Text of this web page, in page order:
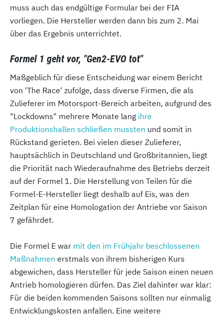
muss auch das endgültige Formular bei der FIA
vorliegen. Die Hersteller werden dann bis zum 2. Mai
über das Ergebnis unterrichtet.
Formel 1 geht vor, "Gen2-EVO tot"
Maßgeblich für diese Entscheidung war einem Bericht
von 'The Race' zufolge, dass diverse Firmen, die als
Zulieferer im Motorsport-Bereich arbeiten, aufgrund des
"Lockdowns" mehrere Monate lang ihre
Produktionshallen schließen mussten und somit in
Rückstand gerieten. Bei vielen dieser Zulieferer,
hauptsächlich in Deutschland und Großbritannien, liegt
die Priorität nach Wiederaufnahme des Betriebs derzeit
auf der Formel 1. Die Herstellung von Teilen für die
Formel-E-Hersteller liegt deshalb auf Eis, was den
Zeitplan für eine Homologation der Antriebe vor Saison
7 gefährdet.
Die Formel E war mit den im Frühjahr beschlossenen
Maßnahmen erstmals von ihrem bisherigen Kurs
abgewichen, dass Hersteller für jede Saison einen neuen
Antrieb homologieren dürfen. Das Ziel dahinter war klar:
Für die beiden kommenden Saisons sollten nur einmalig
Entwicklungskosten anfallen. Eine weitere